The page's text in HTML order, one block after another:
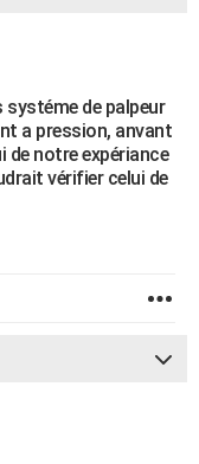
systéme de palpeur
a pression, anvant
de notre expériance
vérifier celui de